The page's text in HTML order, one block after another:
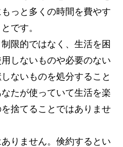
っと多くの時間を費やす
です。
限的ではなく、生活を困
しないものや必要のない
ないものを処分すること
たが使っていて生活を楽
捨てることではありませ
りません。倹約するとい